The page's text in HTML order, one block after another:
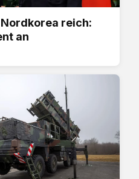
reich:
an